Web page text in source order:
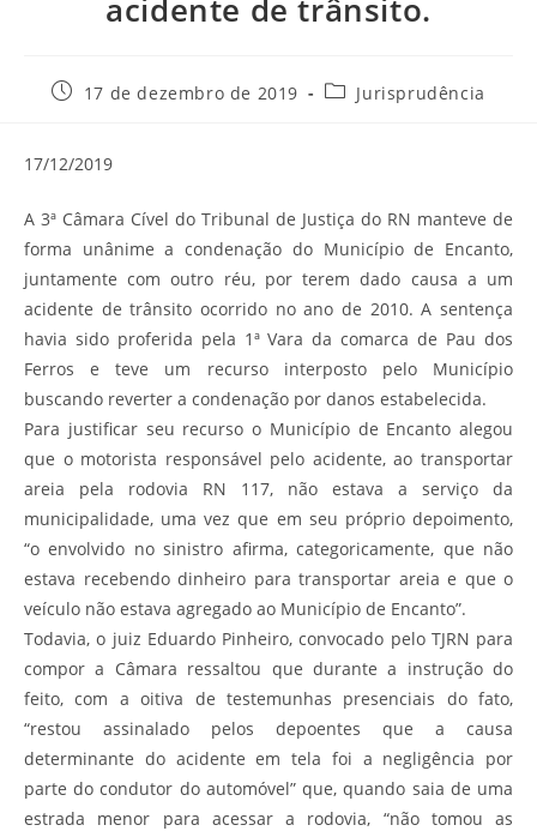
acidente de trânsito.
Post17 de dezembro de 2019
Categoria
Jurisprudência
17/12/2019
A 3ª Câmara Cível do Tribunal de Justiça do RN manteve de
forma unânime a condenação do Município de Encanto,
juntamente com outro réu, por terem dado causa a um
acidente de trânsito ocorrido no ano de 2010. A sentença
havia sido proferida pela 1ª Vara da comarca de Pau dos
Ferros e teve um recurso interposto pelo Município
buscando reverter a condenação por danos estabelecida.
Para justificar seu recurso o Município de Encanto alegou
que o motorista responsável pelo acidente, ao transportar
areia pela rodovia RN 117, não estava a serviço da
municipalidade, uma vez que em seu próprio depoimento,
“o envolvido no sinistro afirma, categoricamente, que não
estava recebendo dinheiro para transportar areia e que o
veículo não estava agregado ao Município de Encanto”.
Todavia, o juiz Eduardo Pinheiro, convocado pelo TJRN para
compor a Câmara ressaltou que durante a instrução do
feito, com a oitiva de testemunhas presenciais do fato,
“restou assinalado pelos depoentes que a causa
determinante do acidente em tela foi a negligência por
parte do condutor do automóvel” que, quando saia de uma
estrada menor para acessar a rodovia, “não tomou as